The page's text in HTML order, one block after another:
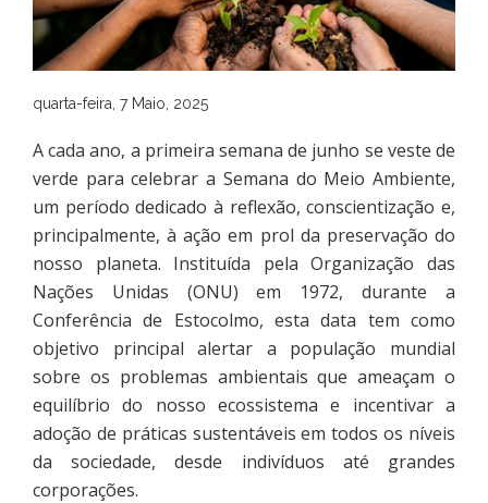
quarta-feira, 7 Maio, 2025
A cada ano, a primeira semana de junho se veste de
verde para celebrar a Semana do Meio Ambiente,
um período dedicado à reflexão, conscientização e,
principalmente, à ação em prol da preservação do
nosso planeta. Instituída pela Organização das
Nações Unidas (ONU) em 1972, durante a
Conferência de Estocolmo, esta data tem como
objetivo principal alertar a população mundial
sobre os problemas ambientais que ameaçam o
equilíbrio do nosso ecossistema e incentivar a
adoção de práticas sustentáveis em todos os níveis
da sociedade, desde indivíduos até grandes
corporações.